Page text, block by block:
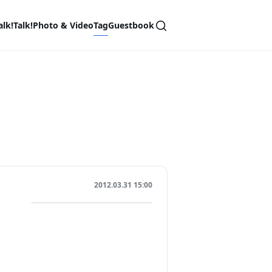
Photo & VideoTagGuestbook
2012.03.31 15:00